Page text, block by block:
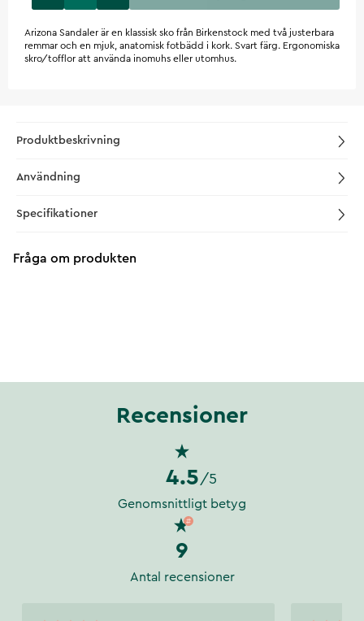
Arizona Sandaler är en klassisk sko från Birkenstock med två justerbara
remmar och en mjuk, anatomisk fotbädd i kork. Svart färg. Ergonomiska
skro/tofflor att använda inomuhs eller utomhus.
Produktbeskrivning
Användning
Specifikationer
Fråga om produkten
Recensioner
4.5 /5
Genomsnittligt betyg
9
Antal recensioner